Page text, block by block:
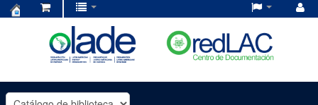
OLADE